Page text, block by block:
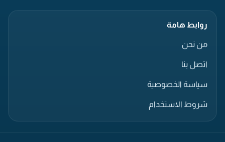
روابط هامة
من نحن
اتصل بنا
سياسة الخصوصية
شروط الاستخدام